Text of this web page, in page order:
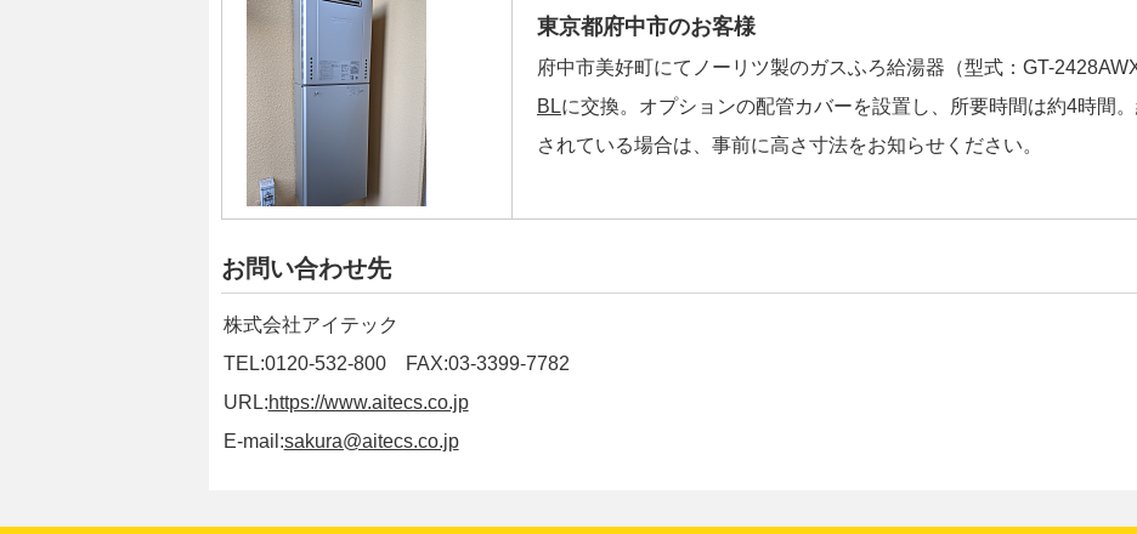
東京都府中市のお客様
府中市美好町にてノーリツ製のガスふろ給湯器（型式：GT-
BLに交換。オプションの配管カバーを設置し、所要時間は約4時間
されている場合は、事前に高さ寸法をお知らせください。
お問い合わせ先
株式会社アイテック
TEL:0120-532-800 FAX:03-3399-7782
URL:https://www.aitecs.co.jp
E-mail:sakura@aitecs.co.jp